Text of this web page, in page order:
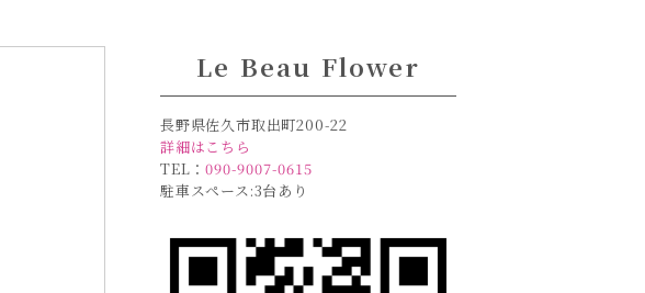
Le Beau Flower
長野県佐久市取出町200-22
詳細はこちら
TEL：090-9007-0615
駐車スペース:3台あり